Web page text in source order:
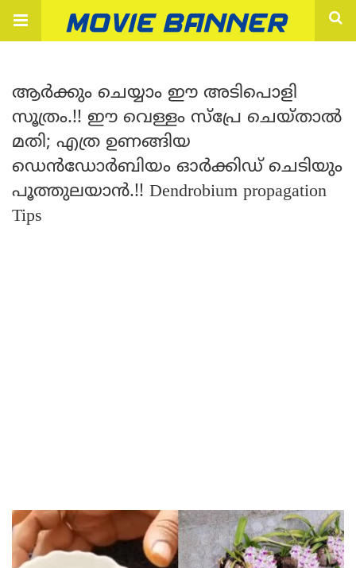
ആർക്കും ചെയ്യാം ഈ അടിപൊളി
സൂത്രം.!! ഈ വെള്ളം സ്പ്രേ ചെയ്താൽ
മതി; എത്ര ഉണങ്ങിയ
ഡെൻഡോർബിയം ഓർക്കിഡ് ചെടിയും
പൂത്തുലയാൻ.!! Dendrobium propagation
Tips